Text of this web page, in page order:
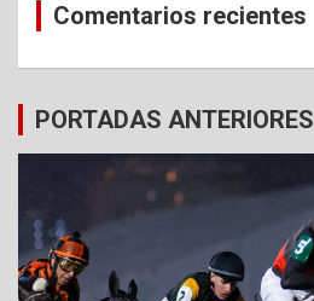
Comentarios recientes
PORTADAS ANTERIORES